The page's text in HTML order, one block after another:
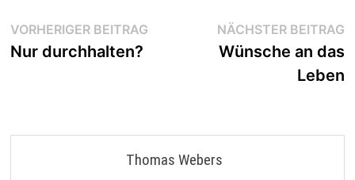
Beitragsnavigation
VORHERIGER BEITRAG Vorheriger
Nur durchhalten?
NÄCHSTER BEITRAG
Wünsche an das
Leben
Thomas Webers